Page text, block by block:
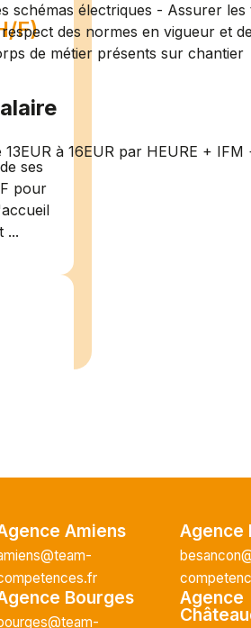
F)
ses
pour
...
schémas électriques - Assurer
des normes en vigueur et
de métier présents sur chantier
13EUR à 16EUR par HEURE + IFM
Amiens
Bourges
Agence
Agence